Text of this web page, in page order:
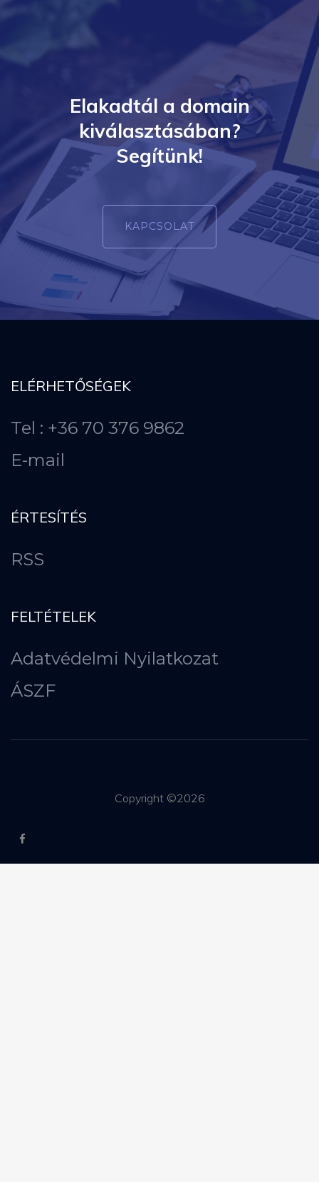
Elakadtál a domain
kiválasztásában?
Segítünk!
KAPCSOLAT
ELÉRHETŐSÉGEK
Tel : +36 70 376 9862
E-mail
ÉRTESÍTÉS
RSS
FELTÉTELEK
Adatvédelmi Nyilatkozat
ÁSZF
Copyright ©2026